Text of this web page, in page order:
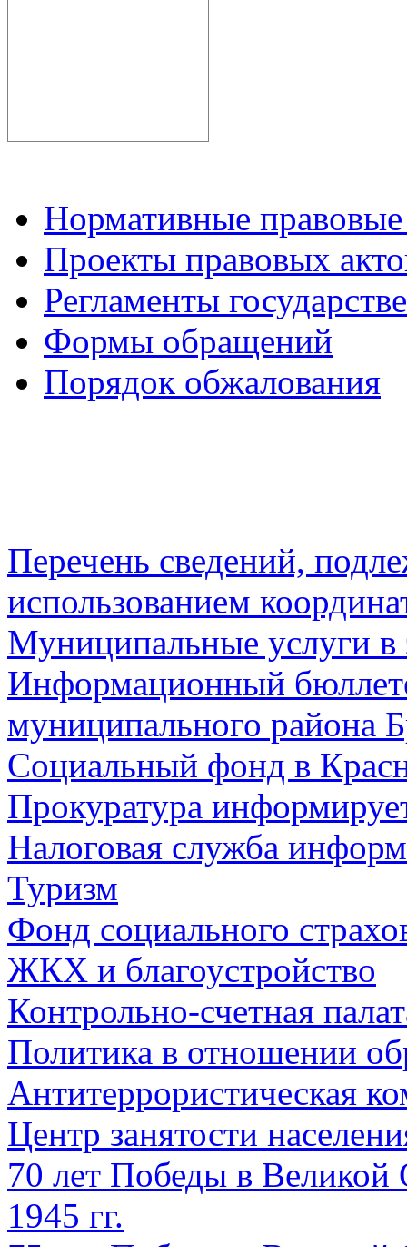
Нормативные
Проекты правовых
Регламенты
Формы обращений
Порядок обжалования
Перечень сведений,
использованием
Муниципальные услуги в
Информационный
муниципального района
Социальный фонд в
Прокуратура
Налоговая служба
Туризм
Фонд социального
ЖКХ и благоустройство
Контрольно-счетная
Политика в отношении
Антитеррористическая
Центр занятости
70 лет Победы в Великой
1945 гг.